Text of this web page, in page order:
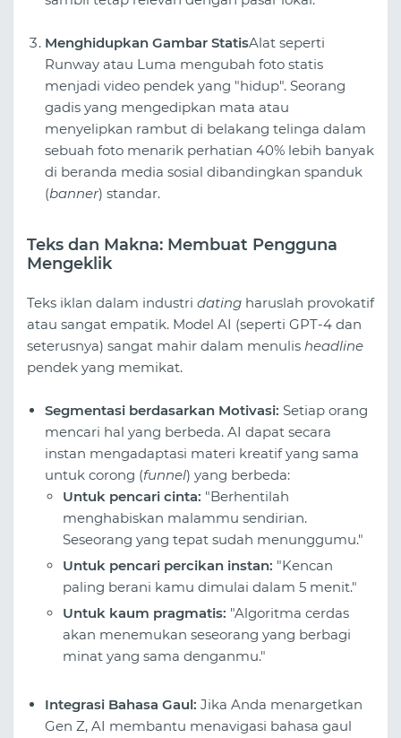
Menghidupkan Gambar StatisAlat seperti
Runway atau Luma mengubah foto statis
menjadi video pendek yang "hidup". Seorang
gadis yang mengedipkan mata atau
menyelipkan rambut di belakang telinga dalam
sebuah foto menarik perhatian 40% lebih banyak
di beranda media sosial dibandingkan spanduk
(banner) standar.
Teks dan Makna: Membuat Pengguna
Mengeklik
Teks iklan dalam industri dating haruslah provokatif
atau sangat empatik. Model AI (seperti GPT-4 dan
seterusnya) sangat mahir dalam menulis headline
pendek yang memikat.
Segmentasi berdasarkan Motivasi: Setiap orang
mencari hal yang berbeda. AI dapat secara
instan mengadaptasi materi kreatif yang sama
untuk corong (funnel) yang berbeda:
Untuk pencari cinta: "Berhentilah
menghabiskan malammu sendirian.
Seseorang yang tepat sudah menunggumu."
Untuk pencari percikan instan: "Kencan
paling berani kamu dimulai dalam 5 menit."
Untuk kaum pragmatis: "Algoritma cerdas
akan menemukan seseorang yang berbagi
minat yang sama denganmu."
Integrasi Bahasa Gaul: Jika Anda menargetkan
Gen Z, AI membantu menavigasi bahasa gaul